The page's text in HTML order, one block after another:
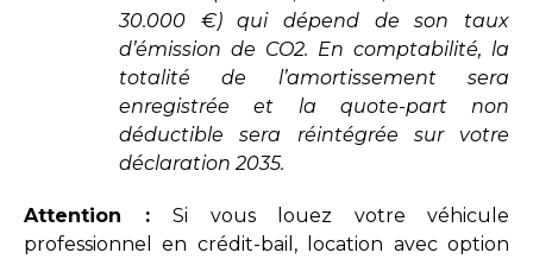
30.000 €) qui dépend de son taux
d’émission de CO2. En comptabilité, la
totalité de l’amortissement sera
enregistrée et la quote-part non
déductible sera réintégrée sur votre
déclaration 2035.
Attention : Si vous louez votre véhicule
professionnel en crédit-bail, location avec option